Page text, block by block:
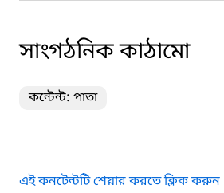
সাংগঠনিক কাঠামো
কন্টেন্ট: পাতা
এই কনটেন্টটি শেয়ার করতে ক্লিক করুন